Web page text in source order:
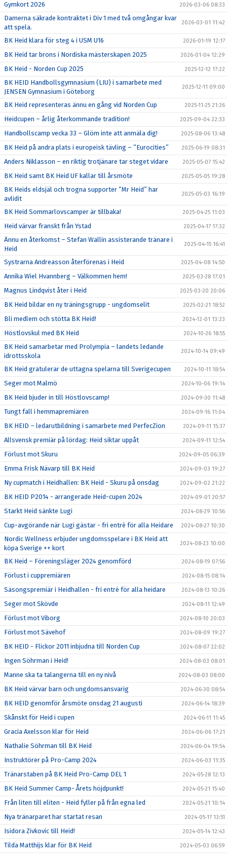
Gymkort 2026 2026-03-06 08:33
Damerna säkrade kontraktet i Div 1 med två omgångar kvar
att spela.
2026-03-01 11:42
BK Heid klara för steg 4 i USM U16 2026-01-19 12:17
BK Heid tar brons i Nordiska mästerskapen 2025 2026-01-04 12:29
BK Heid - Norden Cup 2025 2025-12-12 17:22
BK HEID Handbollsgymnasium (LIU) i samarbete med
JENSEN Gymnasium i Göteborg
2025-12-11 09:00
BK Heid representeras ännu en gång vid Norden Cup 2025-11-25 21:26
Heidcupen – årlig återkommande tradition! 2025-09-04 22:33
Handbollscamp vecka 33 – Glöm inte att anmäla dig! 2025-08-06 13:48
BK Heid på andra plats i europeisk tävling – ”Eurocities” 2025-06-19 08:31
Anders Niklasson – en riktig trotjänare tar steget vidare 2025-05-07 15:42
BK Heid samt BK Heid UF kallar till årsmöte 2025-05-05 19:28
BK Heids eldsjäl och trogna supporter ”Mr Heid” har
avlidit
2025-05-03 16:19
BK Heid Sommarlovscamper är tillbaka! 2025-04-25 11:03
Heid värvar franskt från Ystad 2025-04-17 17:32
Ännu en återkomst – Stefan Wallin assisterande tränare i
Heid
2025-04-15 16:41
Systrarna Andreasson återförenas i Heid 2025-04-08 14:50
Annika Wiel Hvannberg – Välkommen hem! 2025-03-28 17:01
Magnus Lindqvist åter i Heid 2025-03-20 20:06
BK Heid bildar en ny träningsgrupp - ungdomselit 2025-02-21 18:52
Bli medlem och stötta BK Heid! 2024-12-01 13:23
Höstlovskul med BK Heid 2024-10-26 18:55
BK Heid samarbetar med Prolympia – landets ledande
idrottsskola
2024-10-14 09:49
BK Heid gratulerar de uttagna spelarna till Sverigecupen 2024-10-11 18:54
Seger mot Malmö 2024-10-06 19:14
BK Heid bjuder in till Höstlovscamp! 2024-09-30 11:48
Tungt fall i hemmapremiären 2024-09-16 11:04
BK HEID – ledarutbildning i samarbete med PerfecZion 2024-09-11 15:37
Allsvensk premiär på lördag: Heid siktar uppåt 2024-09-11 12:54
Förlust mot Skuru 2024-09-05 06:39
Emma Frisk Nävarp till BK Heid 2024-09-03 19:27
Ny cupmatch i Heidhallen: BK Heid - Skuru på onsdag 2024-09-02 21:22
BK HEID P2014 - arrangerade Heid-cupen 2024 2024-09-01 20:57
Starkt Heid sänkte Lugi 2024-08-29 10:56
Cup-avgörande när Lugi gästar - fri entré för alla Heidare 2024-08-27 10:30
Nordic Wellness erbjuder ungdomsspelare i BK Heid att
köpa Sverige ++ kort
2024-08-23 10:00
BK Heid – Föreningsläger 2024 genomförd 2024-08-19 07:56
Förlust i cuppremiären 2024-08-15 08:14
Säsongspremiär i Heidhallen - fri entré för alla heidare 2024-08-13 10:26
Seger mot Skövde 2024-08-11 12:49
Förlust mot Viborg 2024-08-10 20:03
Förlust mot Sävehof 2024-08-09 19:27
BK HEID - Flickor 2011 inbjudna till Norden Cup 2024-08-07 22:02
Ingen Söhrman i Heid! 2024-08-03 08:01
Manne ska ta talangerna till en ny nivå 2024-08-03 08:00
BK Heid värvar barn och ungdomsansvarig 2024-06-30 08:54
BK HEID genomför årsmöte onsdag 21 augusti 2024-06-14 18:39
Skånskt för Heid i cupen 2024-06-11 11:45
Gracia Axelsson klar för Heid 2024-06-06 17:21
Nathalie Söhrman till BK Heid 2024-06-04 19:54
Instruktörer på Pro-Camp 2024 2024-06-03 11:35
Tränarstaben på BK Heid Pro-Camp DEL 1 2024-05-28 12:13
BK Heid Summer Camp- Årets höjdpunkt! 2024-05-21 15:40
Från liten till eliten - Heid fyller på från egna led 2024-05-21 10:14
Nya tränarparet har startat resan 2024-05-17 13:51
Isidora Zivkovic till Heid! 2024-05-14 12:43
Tilda Matthijs klar för BK Heid 2024-05-03 06:59